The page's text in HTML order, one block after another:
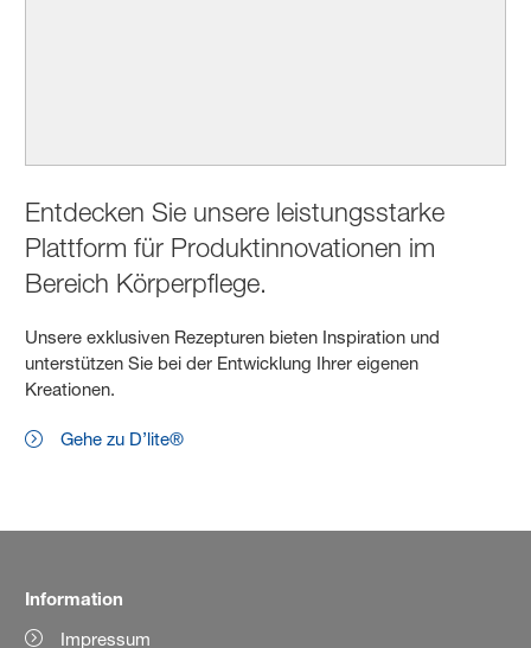
Entdecken Sie unsere leistungsstarke
Plattform für Produktinnovationen im
Bereich Körperpflege.
Unsere exklusiven Rezepturen bieten Inspiration und
unterstützen Sie bei der Entwicklung Ihrer eigenen
Kreationen.
Gehe zu D’lite®
Information
Impressum